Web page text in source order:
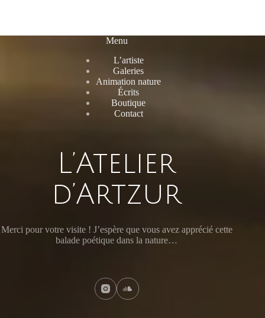
Menu
L’artiste
Galeries
Animation nature
Écrits
Boutique
Contact
L’Atelier
d’Artzur
Merci pour votre visite ! J’espère que vous avez apprécié cette
balade poétique dans la nature…